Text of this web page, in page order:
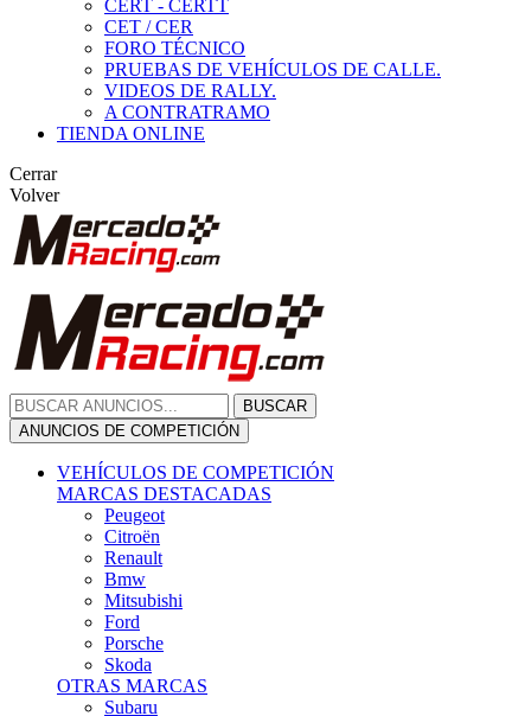
CERT - CERTT
CET / CER
FORO TÉCNICO
PRUEBAS DE VEHÍCULOS DE CALLE.
VIDEOS DE RALLY.
A CONTRATRAMO
TIENDA ONLINE
Cerrar
Volver
BUSCAR
ANUNCIOS DE COMPETICIÓN
VEHÍCULOS DE COMPETICIÓN
MARCAS DESTACADAS
Peugeot
Citroën
Renault
Bmw
Mitsubishi
Ford
Porsche
Skoda
OTRAS MARCAS
Subaru